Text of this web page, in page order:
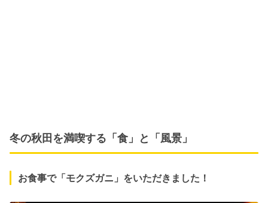
冬の秋田を満喫する「食」と「風景」
お食事で「モクズガニ」をいただきました！